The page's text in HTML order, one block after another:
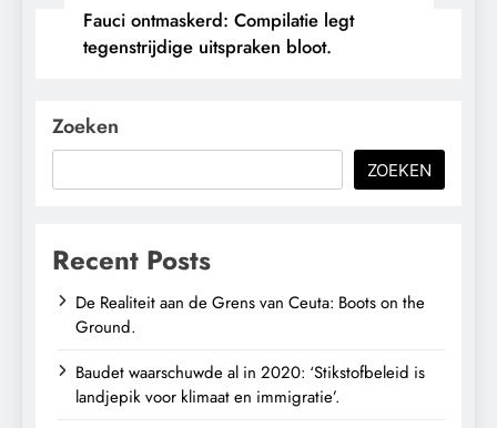
Fauci ontmaskerd: Compilatie legt
tegenstrijdige uitspraken bloot.
Zoeken
ZOEKEN
Recent Posts
De Realiteit aan de Grens van Ceuta: Boots on the
Ground.
Baudet waarschuwde al in 2020: ‘Stikstofbeleid is
landjepik voor klimaat en immigratie’.